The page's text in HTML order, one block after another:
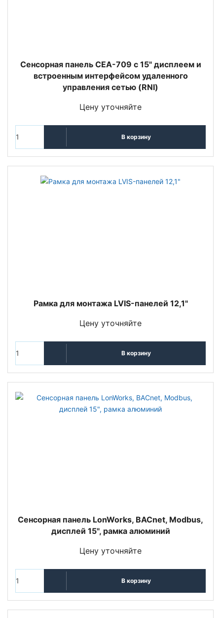
Сенсорная панель CEA-709 с 15" дисплеем и
встроенным интерфейсом удаленного
управления сетью (RNI)
Цену уточняйте
В корзину
Рамка для монтажа LVIS-панелей 12,1"
Цену уточняйте
В корзину
Сенсорная панель LonWorks, BACnet, Modbus,
дисплей 15", рамка алюминий
Цену уточняйте
В корзину